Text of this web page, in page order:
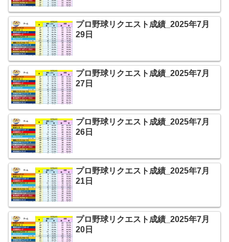
プロ野球リクエスト成績_2025年7月
29日
プロ野球リクエスト成績_2025年7月
27日
プロ野球リクエスト成績_2025年7月
26日
プロ野球リクエスト成績_2025年7月
21日
プロ野球リクエスト成績_2025年7月
20日